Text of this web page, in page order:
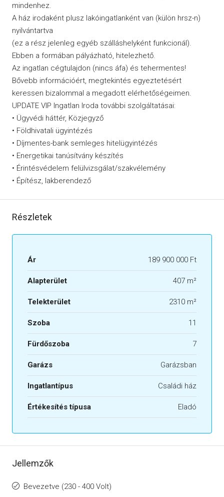
mindenhez.
A ház irodaként plusz lakóingatlanként van (külön hrsz-n)
nyilvántartva
(ez a rész jelenleg egyéb szálláshelyként funkcionál).
Ebben a formában pályázható, hitelezhető.
Az ingatlan cégtulajdon (nincs áfa) és tehermentes!
Bővebb információért, megtekintés egyeztetésért
keressen bizalommal a megadott elérhetőségeimen.
UPDATE VIP Ingatlan Iroda további szolgáltatásai:
• Ügyvédi háttér, Közjegyző
• Földhivatali ügyintézés
• Díjmentes-bank semleges hitelügyintézés
• Energetikai tanúsítvány készítés
• Érintésvédelem felülvizsgálat/szakvélemény
• Építész, lakberendező
Részletek
Ár 189 900 000 Ft
Alapterület 407 m²
Telekterület 2310 m²
Szoba 11
Fürdőszoba 7
Garázs Garázsban
Ingatlantípus Családi ház
Értékesítés típusa Eladó
Jellemzők
Bevezetve (230 - 400 Volt)